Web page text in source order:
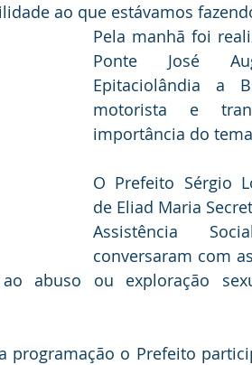
ao que estávamos
Pela manhã foi
Ponte José
Epitaciolândia a
motorista e
importância do
O Prefeito Sérgio
de Eliad Maria
Assistência
conversaram com
abuso ou exploração
programação o Prefeito